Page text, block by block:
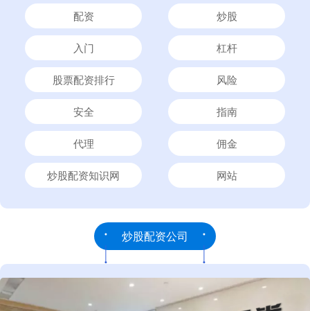
配资 炒股
入门 杠杆
股票配资排行 风险
安全 指南
代理 佣金
炒股配资知识网 网站
炒股配资公司